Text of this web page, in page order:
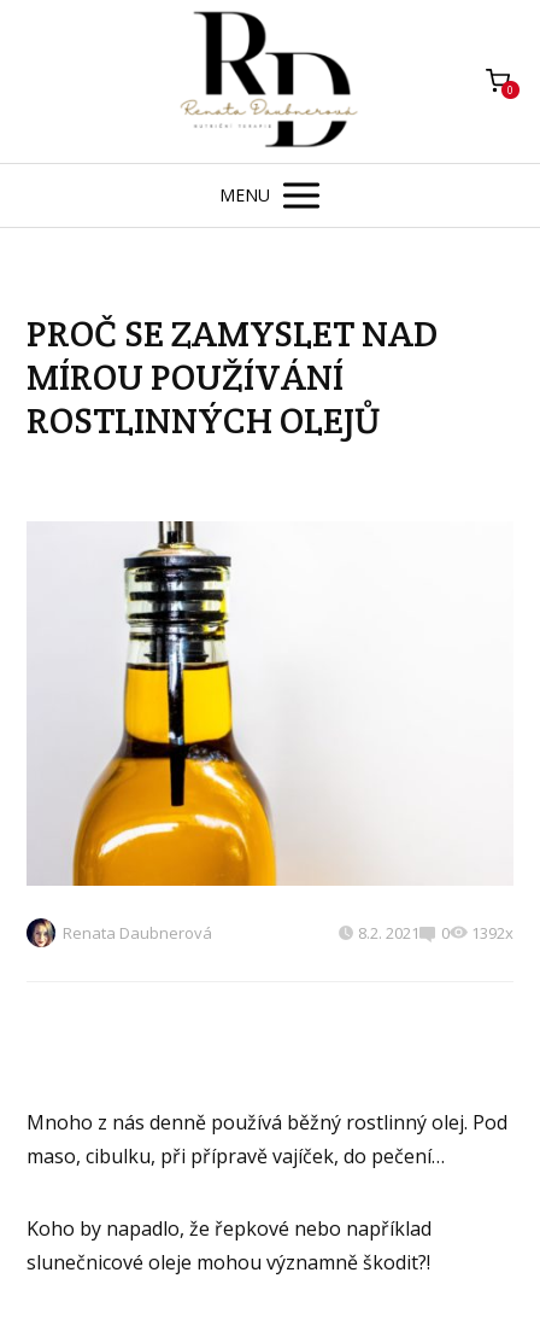
0
MENU
PROČ SE ZAMYSLET NAD
MÍROU POUŽÍVÁNÍ
ROSTLINNÝCH OLEJŮ
Renata Daubnerová 8.2. 2021 0 1392x
Mnoho z nás denně používá běžný rostlinný olej. Pod
maso, cibulku, při přípravě vajíček, do pečení…
Koho by napadlo, že řepkové nebo například
slunečnicové oleje mohou významně škodit?!